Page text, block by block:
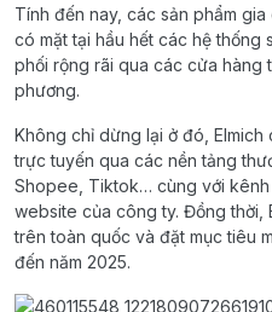
Tính đến nay, các sản phẩm
có mặt tại hầu hết các hệ thống
phối rộng rãi qua các cửa hàng
phương.
Không chỉ dừng lại ở đó,
trực tuyến qua các nền tảng
Shopee, Tiktok… cùng với
website của công ty. Đồng thời,
trên toàn quốc và đặt mục tiêu
đến năm 2025.